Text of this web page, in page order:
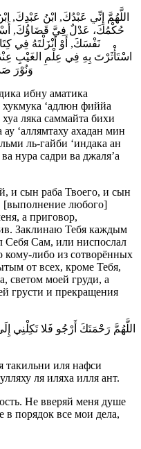
اللَّهُمَّ إِنِّي عَبْدُكَ, ابْنُ عَبْدِكَ,
حُكْمُكَ، عَدْلٌ فِيَّ قَضَاؤُكَ,
نَفْسَكَ, أَوْ أَنْزَلْتَهُ فِي
اسْتَأْثَرْتَ بِهِ فِي عِلْمِ الغَيْبِ
وَنُوْرَ
ибну аматика
‘адлюн фиййа
ляка саммайта бихи
‘аллямтаху ахадан мин
ль-гайби ‘индака ан
нура садри ва джаля’а
и сын раба Твоего, и сын
[выполнение любого]
а приговор,
Заклинаю Тебя каждым
Себя Сам, или ниспослал
кому-либо из сотворённых
от всех, кроме Тебя,
светом моей груди, а
грусти и прекращения
اللَّهُمَّ رَحْمَتَكَ أَرْجُو فَلا
такильни иля нафси
ля иляха илля ант.
Не вверяй меня душе
порядок все мои дела,